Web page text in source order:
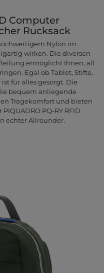
Computer
Rucksack
Nylon im
wirken. Die diversen
ermöglicht Ihnen, all
Egal ob Tablet, Stifte,
für alles gesorgt. Die
bequem anliegende
Tragekomfort und bieten
PQ-RY RFID
echter Allrounder.